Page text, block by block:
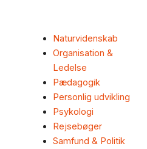
Naturvidenskab
Organisation &
Ledelse
Pædagogik
Personlig udvikling
Psykologi
Rejsebøger
Samfund & Politik